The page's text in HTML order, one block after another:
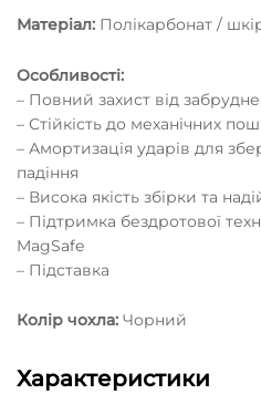
Матеріал: Полікарбонат /
Особливості:
– Повний захист від
– Стійкість до механічних
– Амортизація ударів для
падіння
– Висока якість збірки та
– Підтримка бездротової
MagSafe
– Підставка
Колір чохла: Чорний
Характеристики